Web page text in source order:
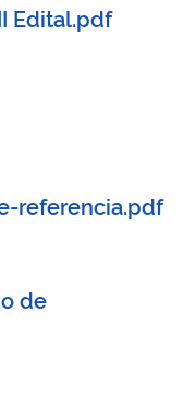
Edital.pdf
referencia.pdf
de